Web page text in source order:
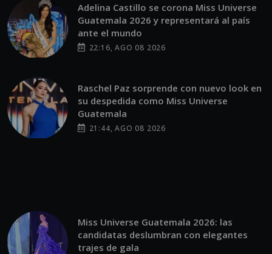
Adelina Castillo se corona Miss Universe
Guatemala 2026 y representará al país
ante el mundo
22:16, AGO 08 2026
Raschel Paz sorprende con nuevo look en
su despedida como Miss Universe
Guatemala
21:44, AGO 08 2026
Miss Universe Guatemala 2026: las
candidatas deslumbran con elegantes
trajes de gala